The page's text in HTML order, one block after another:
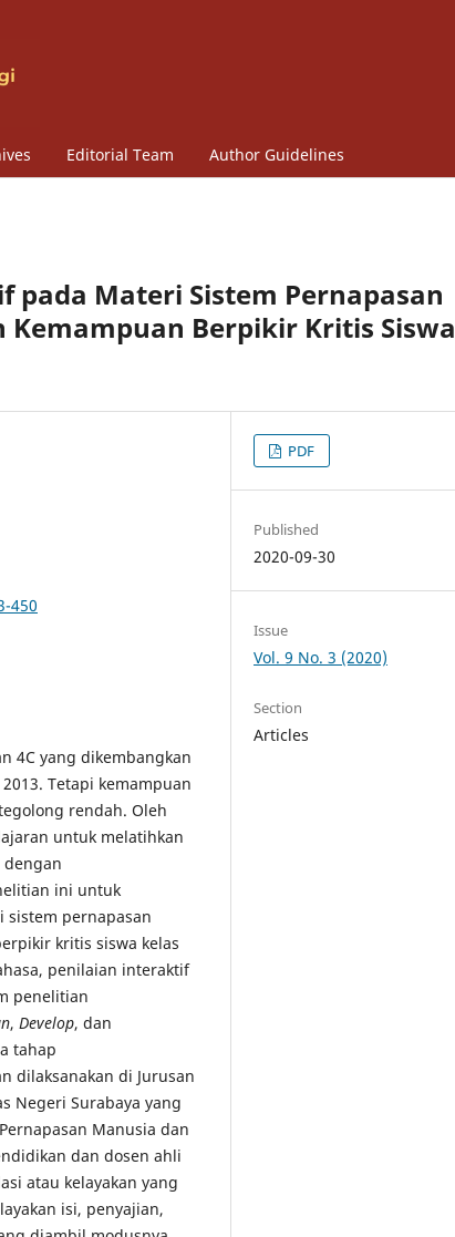
Editorial Team Author Guidelines
Materi Sistem Pernapasan
Berpikir Kritis Siswa
450
4C yang dikembangkan
Tetapi kemampuan
rendah. Oleh
untuk melatihkan
ini untuk
pernapasan
kritis siswa kelas
penilaian interaktif
penelitian
, Develop, dan
tahap
dilaksanakan di Jurusan
Negeri Surabaya yang
Manusia dan
dan dosen ahli
atau kelayakan yang
isi, penyajian,
PDF
Published
2020-09-30
Issue
Vol. 9 No. 3 (2020)
Section
Articles